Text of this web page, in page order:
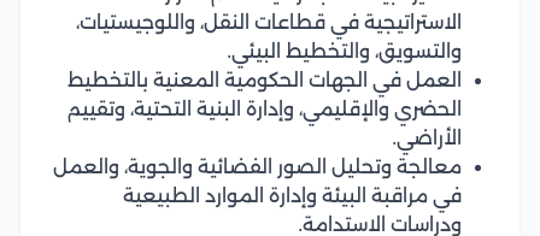
الاستراتيجية في قطاعات النقل، واللوجيستيات،
والتسويق، والتخطيط البيئي.
العمل في الجهات الحكومية المعنية بالتخطيط
الحضري والإقليمي، وإدارة البنية التحتية، وتقييم
الأراضي.
معالجة وتحليل الصور الفضائية والجوية، والعمل
في مراقبة البيئة وإدارة الموارد الطبيعية
ودراسات الاستدامة.